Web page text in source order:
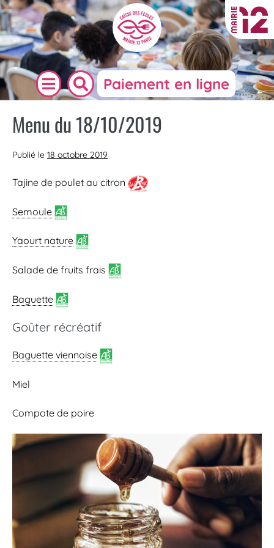
Paiement en ligne
Menu du 18/10/2019
Publié le 18 octobre 2019
Tajine de poulet au citron
Semoule
Yaourt nature
Salade de fruits frais
Baguette
Goûter récréatif
Baguette viennoise
Miel
Compote de poire